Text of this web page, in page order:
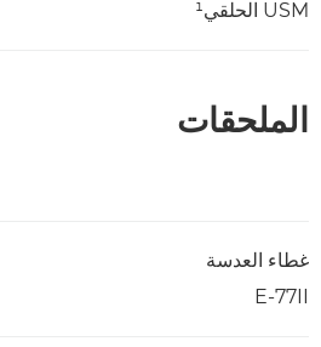
USM الحلقي¹
الملحقات
غطاء العدسة
E-77II